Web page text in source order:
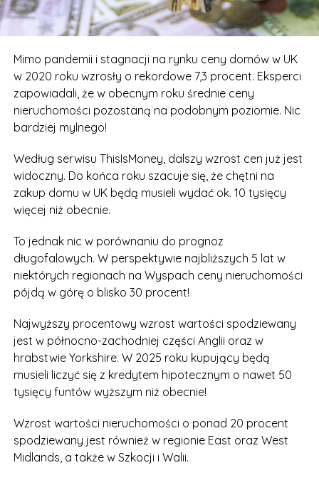
Mimo pandemii i stagnacji na rynku ceny domów w UK
w 2020 roku wzrosły o rekordowe 7,3 procent. Eksperci
zapowiadali, że w obecnym roku średnie ceny
nieruchomości pozostaną na podobnym poziomie. Nic
bardziej mylnego!
Według serwisu ThisIsMoney, dalszy wzrost cen już jest
widoczny. Do końca roku szacuje się, że chętni na
zakup domu w UK będą musieli wydać ok. 10 tysięcy
więcej niż obecnie.
To jednak nic w porównaniu do prognoz
długofalowych. W perspektywie najbliższych 5 lat w
niektórych regionach na Wyspach ceny nieruchomości
pójdą w górę o blisko 30 procent!
Najwyższy procentowy wzrost wartości spodziewany
jest w północno-zachodniej części Anglii oraz w
hrabstwie Yorkshire. W 2025 roku kupujący będą
musieli liczyć się z kredytem hipotecznym o nawet 50
tysięcy funtów wyższym niż obecnie!
Wzrost wartości nieruchomości o ponad 20 procent
spodziewany jest również w regionie East oraz West
Midlands, a także w Szkocji i Walii.